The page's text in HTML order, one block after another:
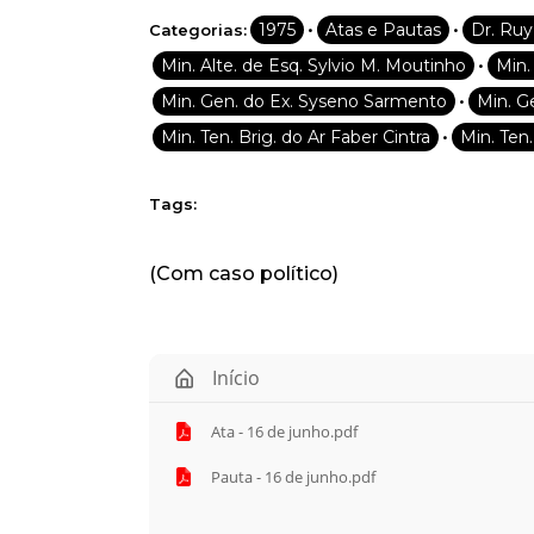
Categorias: 1975 • Atas e Pautas • Dr.
Min. Alte. de Esq. Sylvio M. Moutinho •
Min. Gen. do Ex. Syseno Sarmento • Min.
Min. Ten. Brig. do Ar Faber Cintra • Min.
Tags:
(Com caso político)
Início
Ata - 16 de junho.pdf
Pauta - 16 de junho.pdf